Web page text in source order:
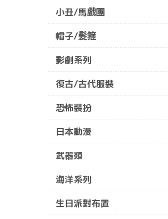
小丑/馬戲團
帽子/髮箍
影劇系列
復古/古代服裝
恐怖裝扮
日本動漫
武器類
海洋系列
生日派對布置